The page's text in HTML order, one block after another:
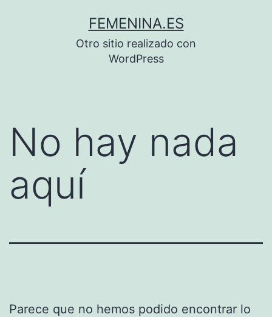
FEMENINA.ES
Otro sitio realizado con
WordPress
No hay nada
aquí
Parece que no hemos podido encontrar lo